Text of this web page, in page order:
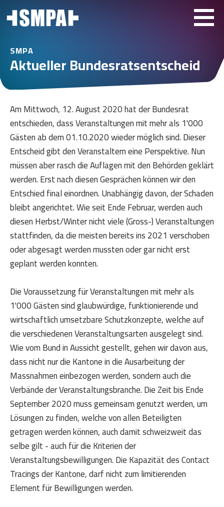
SMPA
Aktueller Bundesratsentscheid
Am Mittwoch, 12. August 2020 hat der Bundesrat
entschieden, dass Veranstaltungen mit mehr als 1'000
Gästen ab dem 01.10.2020 wieder möglich sind. Dieser
Entscheid gibt den Veranstaltern eine Perspektive. Nun
müssen aber rasch die Auflagen mit den Behörden geklärt
werden. Erst nach diesen Gesprächen können wir den
Entschied final einordnen. Unabhängig davon, der Schaden
bleibt angerichtet. Wie seit Ende Februar, werden auch
diesen Herbst/Winter nicht viele (Gross-) Veranstaltungen
stattfinden, da die meisten bereits ins 2021 verschoben
oder abgesagt werden mussten oder gar nicht erst
geplant werden konnten.
Die Voraussetzung für Veranstaltungen mit mehr als
1'000 Gästen sind glaubwürdige, funktionierende und
wirtschaftlich umsetzbare Schutzkonzepte, welche auf
die verschiedenen Veranstaltungsarten ausgelegt sind.
Wie vom Bund in Aussicht gestellt, gehen wir davon aus,
dass nicht nur die Kantone in die Ausarbeitung der
Massnahmen einbezogen werden, sondern auch die
Verbände der Veranstaltungsbranche. Die Zeit bis Ende
September 2020 muss gemeinsam genutzt werden, um
Lösungen zu finden, welche von allen Beteiligten
getragen werden können, auch damit schweizweit das
selbe gilt - auch für die Kriterien der
Veranstaltungsbewilligungen. Die Kapazität des Contact
Tracings der Kantone, darf nicht zum limitierenden
Element für Bewilligungen werden.